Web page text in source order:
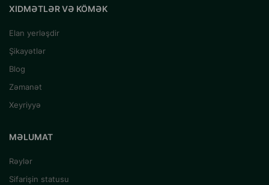
XIDMƏTLƏR VƏ KÖMƏK
Elan yerləşdir
Şikayətlər
Blog
Zəmanət
Xeyriyyə
MƏLUMAT
Rəylər
Sifarişin statusu